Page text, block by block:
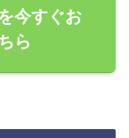
今すぐお
ら